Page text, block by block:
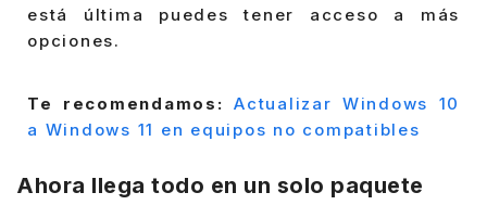
está última puedes tener acceso a más
opciones.
Te recomendamos: Actualizar Windows 10
a Windows 11 en equipos no compatibles
Ahora llega todo en un solo paquete